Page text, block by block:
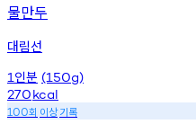
물만두
대림선
1 인분 (150g)
270kcal
100회 이상기록